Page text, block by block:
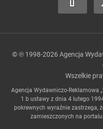
© ℗ 1998-2026 Agencja
Wszelkie
Agencja Wydawniczo-Reklamowa
1 b ustawy z dnia 4 lutego
pokrewnych wyraźnie zastrzega,
zamieszczonych na portalu